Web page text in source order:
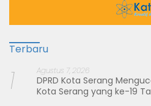
Terbaru
1 Agustus 7, 2026
DPRD Kota Serang
Kota Serang yang ke-19